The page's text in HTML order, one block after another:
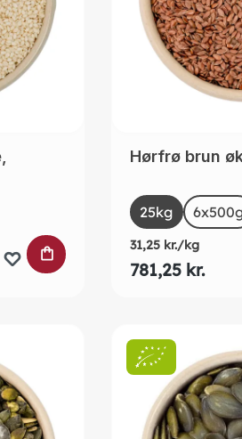
LÆG I INDKØBSKURVEN
Hørfrø brun
Select
Size
25kg
31,25 kr./kg
781,25 kr.